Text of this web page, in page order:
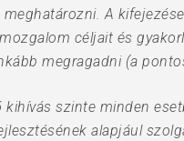
meghatározni. A
céljait és
megragadni (a
kihívás szinte minden
alapjául